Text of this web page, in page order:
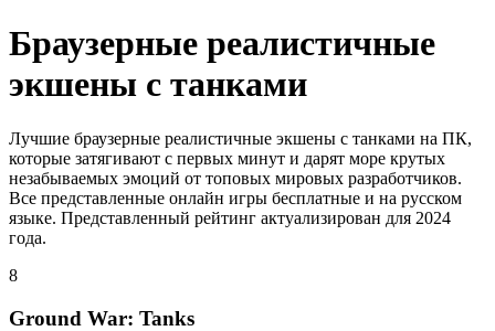
Браузерные реалистичные
экшены с танками
Лучшие браузерные реалистичные экшены с танками на ПК,
которые затягивают с первых минут и дарят море крутых
незабываемых эмоций от топовых мировых разработчиков.
Все представленные онлайн игры бесплатные и на русском
языке. Представленный рейтинг актуализирован для 2024
года.
8
Ground War: Tanks